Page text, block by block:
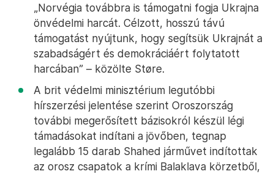
„Norvégia továbbra is támogatni fogja Ukrajna
önvédelmi harcát. Célzott, hosszú távú
támogatást nyújtunk, hogy segítsük Ukrajnát a
szabadságért és demokráciáért folytatott
harcában” – közölte Støre.
A brit védelmi minisztérium legutóbbi
hírszerzési jelentése szerint Oroszország
további megerősített bázisokról készül légi
támadásokat indítani a jövőben, tegnap
legalább 15 darab Shahed járművet indítottak
az orosz csapatok a krími Balaklava körzetből,